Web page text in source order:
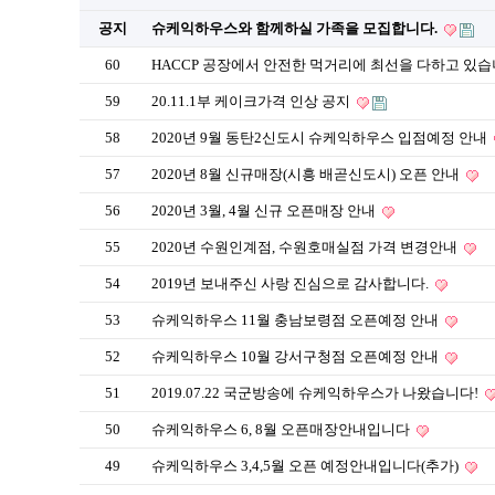
공지 슈케익하우스와 함께하실 가족을 모집합니다.
60 HACCP 공장에서 안전한 먹거리에 최선을 다하고 있
59 20.11.1부 케이크가격 인상 공지
58 2020년 9월 동탄2신도시 슈케익하우스 입점예정 안내
57 2020년 8월 신규매장(시흥 배곧신도시) 오픈 안내
56 2020년 3월, 4월 신규 오픈매장 안내
55 2020년 수원인계점, 수원호매실점 가격 변경안내
54 2019년 보내주신 사랑 진심으로 감사합니다.
53 슈케익하우스 11월 충남보령점 오픈예정 안내
52 슈케익하우스 10월 강서구청점 오픈예정 안내
51 2019.07.22 국군방송에 슈케익하우스가 나왔습니다!
50 슈케익하우스 6, 8월 오픈매장안내입니다
49 슈케익하우스 3,4,5월 오픈 예정안내입니다(추가)